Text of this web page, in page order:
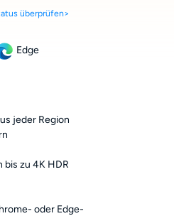
überprüfen>
Edge
jeder Region
bis zu 4K HDR
oder Edge-